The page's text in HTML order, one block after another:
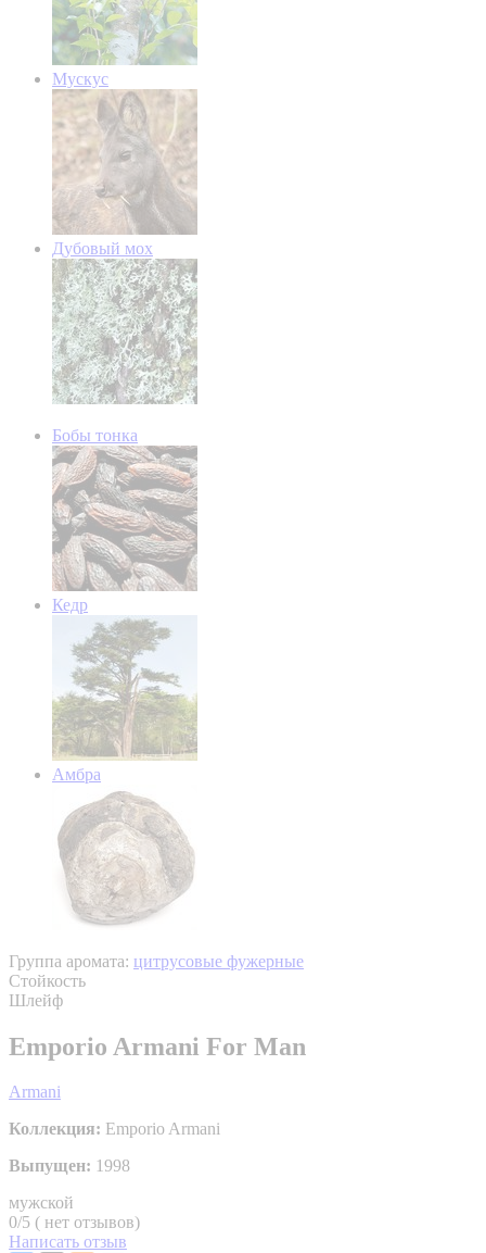
Мускус
Дубовый мох
Бобы тонка
Кедр
Амбра
Группа аромата: цитрусовые фужерные
Стойкость
Шлейф
Emporio Armani For Man
Armani
Коллекция: Emporio Armani
Выпущен: 1998
мужской
0/5 ( нет отзывов)
Написать отзыв